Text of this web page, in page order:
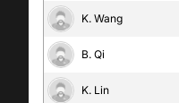
K. Wang
B. Qi
K. Lin